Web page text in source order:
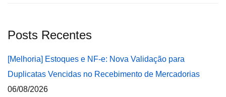
Posts Recentes
[Melhoria] Estoques e NF-e: Nova Validação para
Duplicatas Vencidas no Recebimento de Mercadorias
06/08/2026